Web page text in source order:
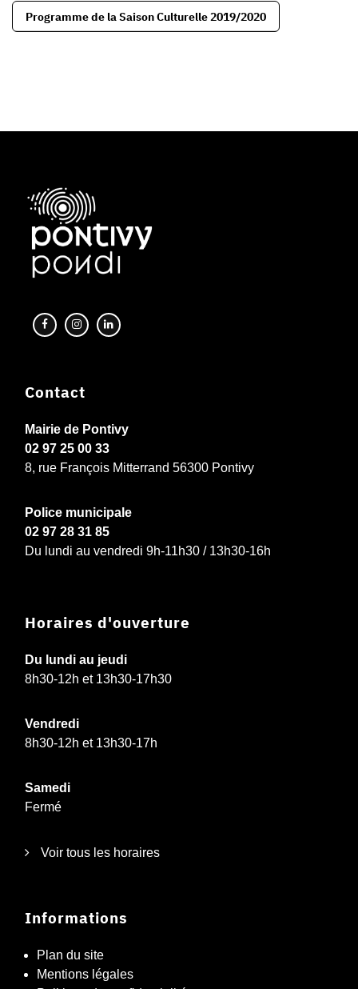
Programme de la Saison Culturelle 2019/2020
Contact
Mairie de Pontivy
02 97 25 00 33
8, rue François Mitterrand 56300 Pontivy
Police municipale
02 97 28 31 85
Du lundi au vendredi 9h-11h30 / 13h30-16h
Horaires d'ouverture
Du lundi au jeudi
8h30-12h et 13h30-17h30
Vendredi
8h30-12h et 13h30-17h
Samedi
Fermé
Voir tous les horaires
Informations
Plan du site
Mentions légales